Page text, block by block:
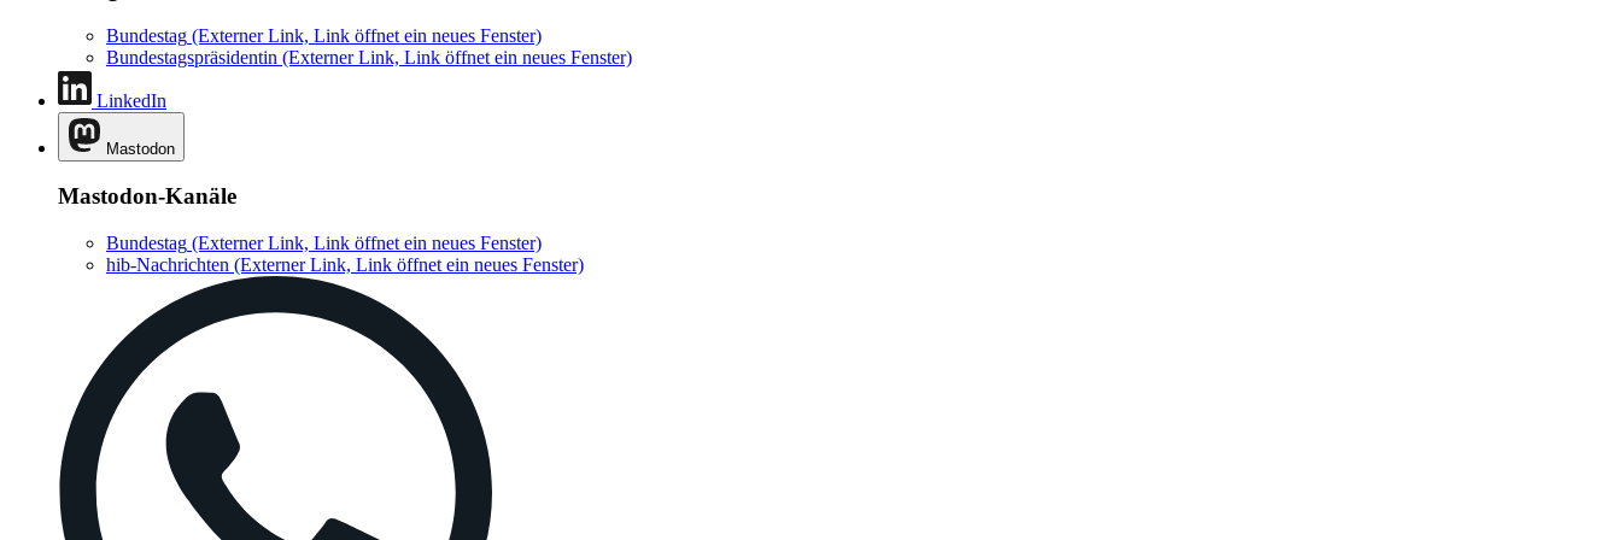
Bundestag (Externer Link, Link öffnet ein neues Fenster)
Bundestagspräsidentin (Externer Link, Link öffnet ein neues Fenster)
LinkedIn
Mastodon
Mastodon-Kanäle
Bundestag (Externer Link, Link öffnet ein neues Fenster)
hib-Nachrichten (Externer Link, Link öffnet ein neues Fenster)